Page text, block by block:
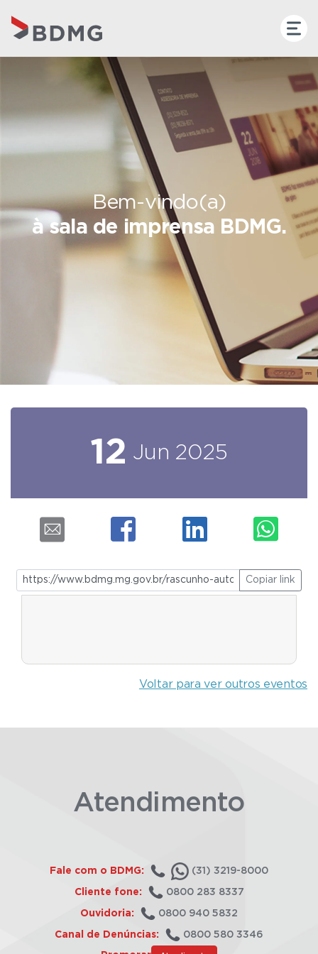
Bem-vindo(a)
à sala de imprensa BDMG.
12 Jun 2025
Copiar link
Voltar para ver outros eventos
Atendimento
Fale com o BDMG: (31) 3219-8000
Cliente fone: 0800 283 8337
Ouvidoria: 0800 940 5832
Canal de Denúncias: 0800 580 3346